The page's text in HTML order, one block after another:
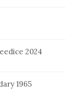
2024
1965